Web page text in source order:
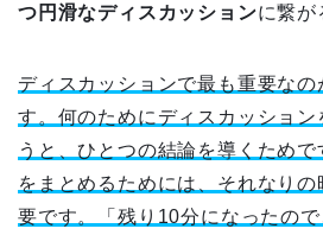
つ円滑なディスカッションに繋が
ディスカッションで最も重要な
す。何のためにディスカッション
うと、ひとつの結論を導くため
をまとめるためには、それなり
要です。「残り10分になったの